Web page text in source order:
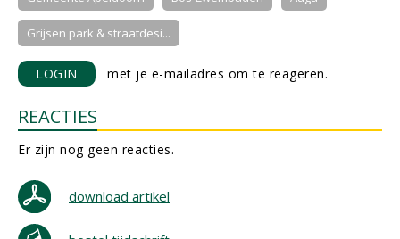
Grijsen park & straatdesi...
LOGIN met je e-mailadres om te reageren.
REACTIES
Er zijn nog geen reacties.
download artikel